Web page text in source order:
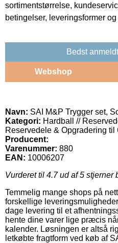
sortimentstørrelse,
betingelser, leveringsformer
Bedst
Webshop
Navn: SAI M&P Trygger set,
Kategori: Hardball //
Reservedele & Opgradering til
Producent:
Varenummer: 880
EAN: 10006207
Vurderet til 4.7ud af 5 stjerner
Temmelig mange shops på
forskellige
dage levering til et
hente dine varer lige præcis
kalender. Løsningen er altså
letkøbte fragtform ved køb af